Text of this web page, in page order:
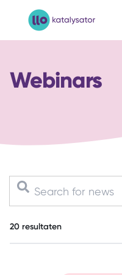
LLO-Katalysator
Webinars
20 resultaten